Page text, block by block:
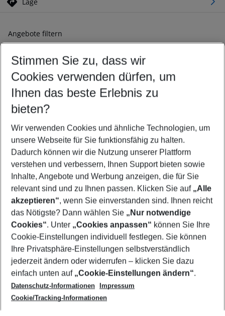
Angebote filtern
Ändern Sie Ihre Kriterien nach Ihren Wünschen
Abflughafen wählen
Beliebiger Abflughafen
Reisezeitraum wählen
10.08.26– 08.08.27 5-8 Nächte
2 Erwachsene Keine Kinder
Mehr Filter anzeigen
Footer
Footer navigation
Über uns
AGB
Cookie-Einstellungen ändern
Cookie-Richtlinie
Datenschutz
Service & Hilfe
Barrierefreies Reisen
Check-in
Folgen Sie uns
Stimmen Sie zu, dass wir
Cookies verwenden dürfen, um
Ihnen das beste Erlebnis zu
bieten?
Wir verwenden Cookies und ähnliche Technologien, um
unsere Webseite für Sie funktionsfähig zu halten.
Dadurch können wir die Nutzung unserer Plattform
verstehen und verbessern, Ihnen Support bieten sowie
Inhalte, Angebote und Werbung anzeigen, die für Sie
relevant sind und zu Ihnen passen. Klicken Sie auf „Alle
akzeptieren“, wenn Sie einverstanden sind. Ihnen reicht
das Nötigste? Dann wählen Sie „Nur notwendige
Cookies“. Unter „Cookies anpassen“ können Sie Ihre
Cookie-Einstellungen individuell festlegen. Sie können
Ihre Privatsphäre-Einstellungen selbstverständlich
jederzeit ändern oder widerrufen – klicken Sie dazu
einfach unten auf „Cookie-Einstellungen ändern“.
Datenschutz-Informationen
Impressum
Cookie/Tracking-Informationen